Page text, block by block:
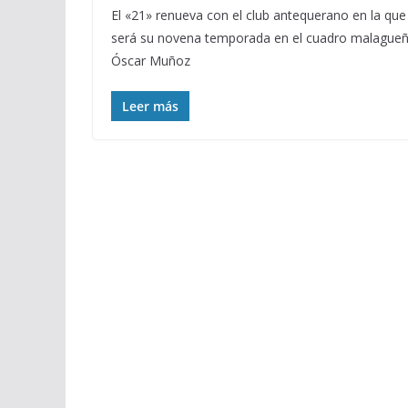
El «21» renueva con el club antequerano en la que
será su novena temporada en el cuadro
Óscar Muñoz
Leer más